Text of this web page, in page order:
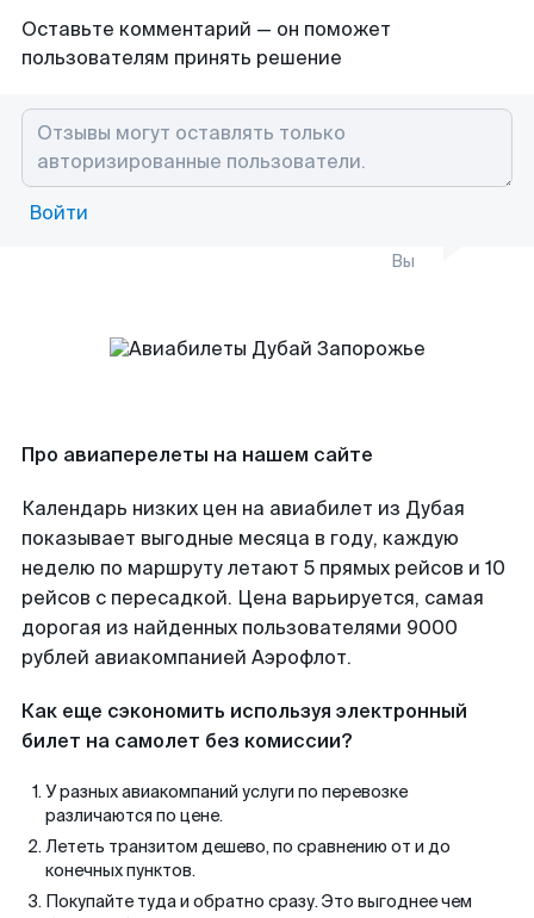
Оставьте комментарий — он поможет
пользователям принять решение
Войти
Вы
Про авиаперелеты на нашем сайте
Календарь низких цен на авиабилет из Дубая
показывает выгодные месяца в году, каждую
неделю по маршруту летают 5 прямых рейсов и 10
рейсов с пересадкой. Цена варьируется, самая
дорогая из найденных пользователями 9000
рублей авиакомпанией Аэрофлот.
Как еще сэкономить используя электронный
билет на самолет без комиссии?
У разных авиакомпаний услуги по перевозке
различаются по цене.
Лететь транзитом дешево, по сравнению от и до
конечных пунктов.
Покупайте туда и обратно сразу. Это выгоднее чем